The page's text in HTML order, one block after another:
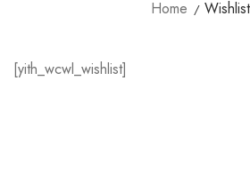
Home Wishlist
[yith_wcwl_wishlist]